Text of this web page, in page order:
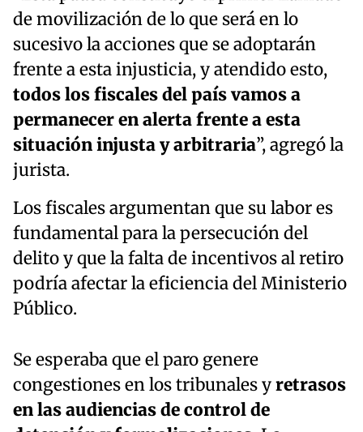
de movilización de lo que será en lo
sucesivo la acciones que se adoptarán
frente a esta injusticia, y atendido esto,
todos los fiscales del país vamos a
permanecer en alerta frente a esta
situación injusta y arbitraria”, agregó la
jurista.
Los fiscales argumentan que su labor es
fundamental para la persecución del
delito y que la falta de incentivos al retiro
podría afectar la eficiencia del Ministerio
Público.
Se esperaba que el paro genere
congestiones en los tribunales yretrasos
en las audiencias de control de